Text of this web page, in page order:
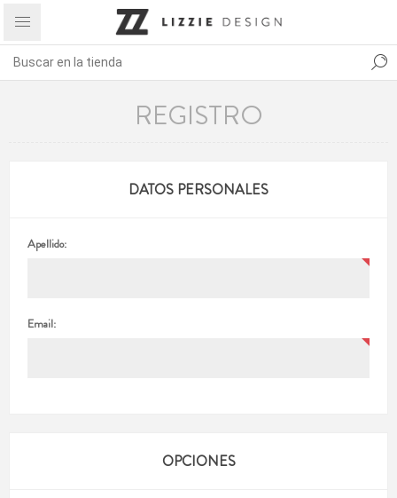
REGISTRO
DATOS PERSONALES
Apellido:
Email:
OPCIONES